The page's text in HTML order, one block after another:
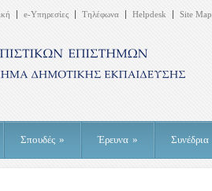
e-Υπηρεσίες Τηλέφωνα Helpdesk Site Map
Σπουδές » Έρευνα » Συνέδρια